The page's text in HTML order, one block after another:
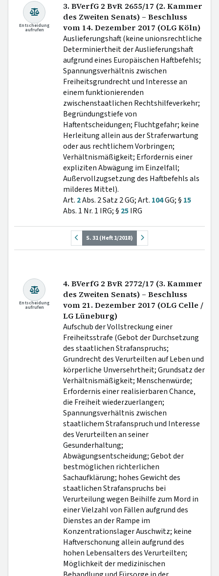
Entscheidung
aufrufen
3. BVerfG 2 BvR 2655/17 (2. Kammer
des Zweiten Senats) – Beschluss
vom 14. Dezember 2017 (OLG Köln)
Auslieferungshaft (keine unionsrechtliche
Determiniertheit der Auslieferungshaft
aufgrund eines Europäischen Haftbefehls;
Spannungsverhältnis zwischen
Freiheitsgrundrecht und Interesse an
einem funktionierenden
zwischenstaatlichen Rechtshilfeverkehr;
Begründungstiefe von
Haftentscheidungen; Fluchtgefahr; keine
Herleitung allein aus der Straferwartung
oder aus rechtlichem Vorbringen;
Verhältnismäßigkeit; Erfordernis einer
expliziten Abwägung im Einzelfall;
Außervollzugsetzung des Haftbefehls als
milderes Mittel).
Art. 2Abs. 2 Satz 2 GG; Art. 104GG; § 15
Abs. 1 Nr. 1 IRG; § 25IRG
S. 31 (Heft 1/2018)
Entscheidung
aufrufen
4. BVerfG 2 BvR 2772/17 (3. Kammer
des Zweiten Senats) – Beschluss
vom 21. Dezember 2017 (OLG Celle /
LG Lüneburg)
Aufschub der Vollstreckung einer
Freiheitsstrafe (Gebot der Durchsetzung
des staatlichen Strafanspruchs;
Grundrecht des Verurteilten auf Leben und
körperliche Unversehrtheit; Grundsatz der
Verhältnismäßigkeit; Menschenwürde;
Erfordernis einer realisierbaren Chance,
die Freiheit wiederzuerlangen;
Spannungsverhältnis zwischen
staatlichem Strafanspruch und Interesse
des Verurteilten an seiner
Gesunderhaltung;
Abwägungsentscheidung; Gebot der
bestmöglichen richterlichen
Sachaufklärung; hohes Gewicht des
staatlichen Strafanspruchs bei
Verurteilung wegen Beihilfe zum Mord in
einer Vielzahl von Fällen aufgrund des
Dienstes an der Rampe im
Konzentrationslager Auschwitz; keine
Haftverschonung allein aufgrund des
hohen Lebensalters des Verurteilten;
Möglichkeit der medizinischen